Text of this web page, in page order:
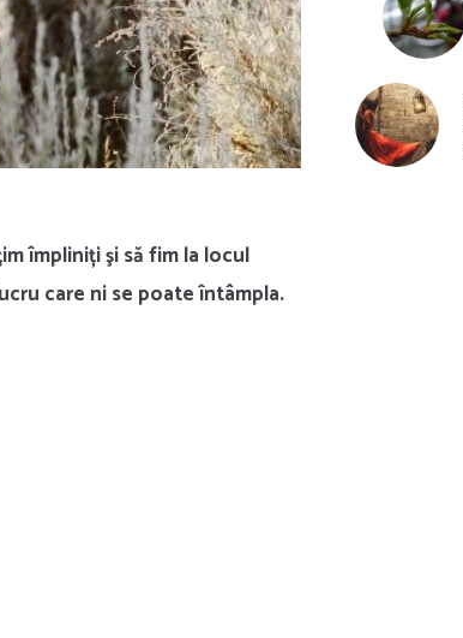
împliniți şi să fim la locul
care ni se poate întâmpla.